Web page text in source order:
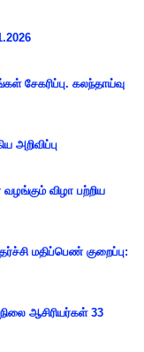
சேகரிப்பு. கலந்தாய்வு
அறிவிப்பு
விழா பற்றிய
மதிப்பெண் குறைப்பு:
ஆசிரியர்கள் 33